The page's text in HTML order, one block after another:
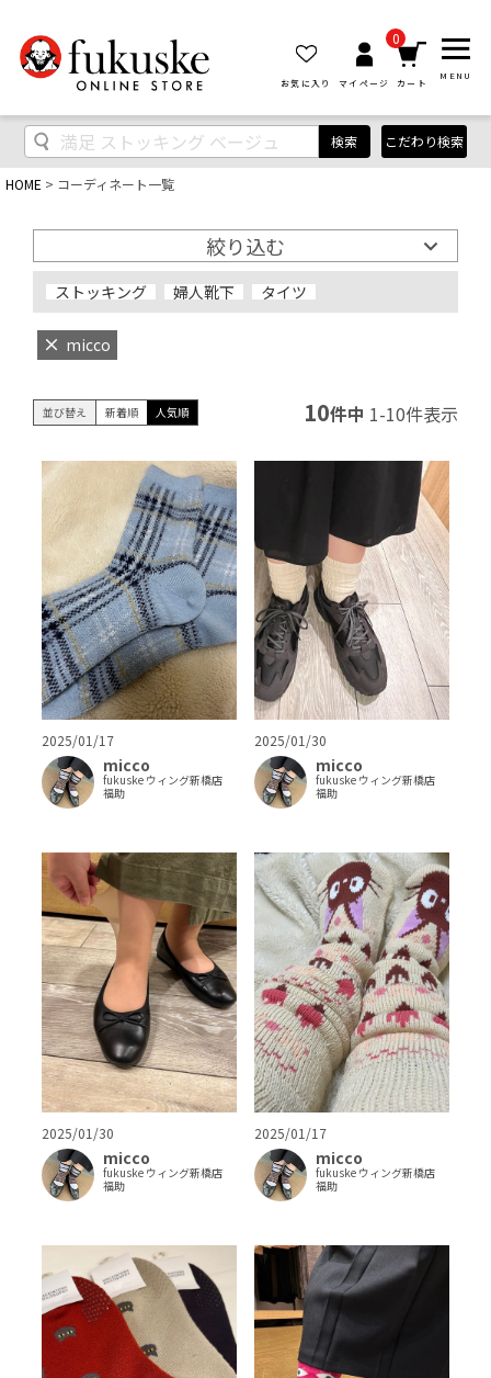
お気に入り マイページ
0
カート
MENU
検索 こだわり検索
HOME コーディネート一覧
絞り込む
ストッキング 婦人靴下 タイツ
micco
並び替え 新着順 人気順 10件中 1-10件表示
2025/01/17
micco
fukuske ウィング新橋店
福助
2025/01/30
micco
fukuske ウィング新橋店
福助
2025/01/30
micco
fukuske ウィング新橋店
福助
2025/01/17
micco
fukuske ウィング新橋店
福助